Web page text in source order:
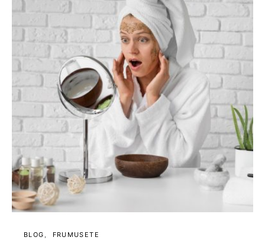
BLOG FRUMUSETE